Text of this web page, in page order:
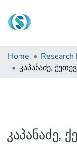
Communities &
Browse
Home
კაპანაძე,
კაპანაძე,